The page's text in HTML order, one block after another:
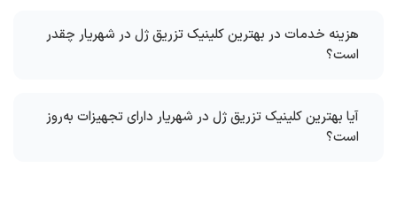
هزینه خدمات در بهترین کلینیک تزریق ژل در شهریار چقدر
است؟
آیا بهترین کلینیک تزریق ژل در شهریار دارای تجهیزات به‌روز
است؟